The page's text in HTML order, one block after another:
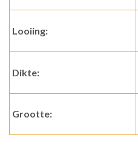
Looiing:
Dikte:
Grootte: